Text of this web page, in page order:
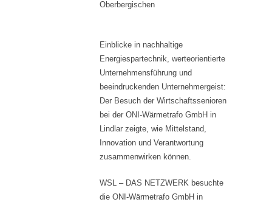
Oberbergischen
Einblicke in nachhaltige
Energiespartechnik, werteorientierte
Unternehmensführung und
beeindruckenden Unternehmergeist:
Der Besuch der Wirtschaftssenioren
bei der ONI-Wärmetrafo GmbH in
Lindlar zeigte, wie Mittelstand,
Innovation und Verantwortung
zusammenwirken können.
WSL – DAS NETZWERK besuchte
die ONI-Wärmetrafo GmbH in